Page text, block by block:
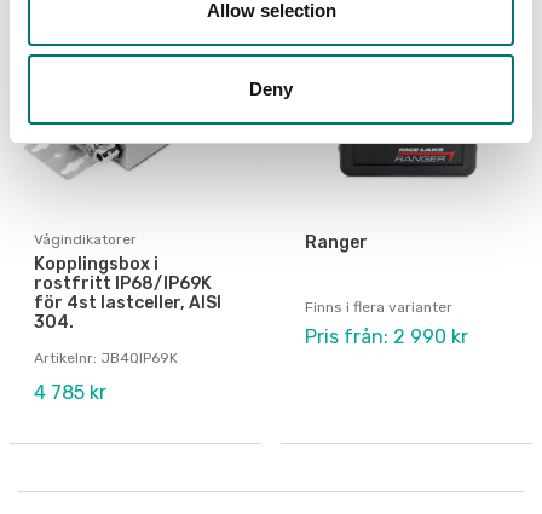
Allow selection
Deny
Vågindikatorer
Kopplingsbox i
rostfritt IP68/IP69K
för 4st lastceller, AISI
304.
Artikelnr: JB4QIP69K
4 785 kr
Ranger
Finns i flera varianter
Pris från: 2 990 kr